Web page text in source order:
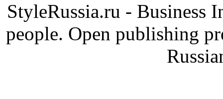
StyleRussia.ru - Business
people. Open publishing